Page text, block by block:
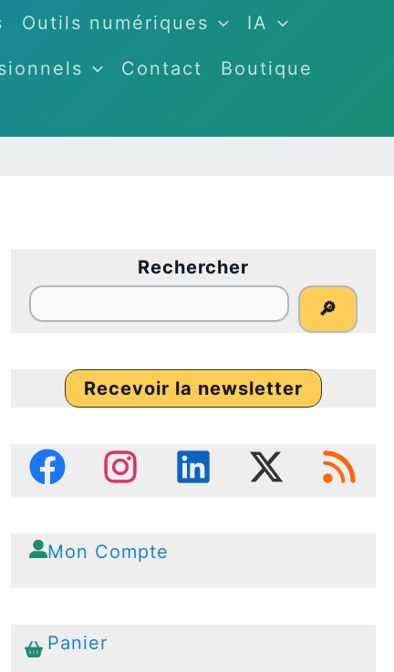
Outils numériques IA
Contact Boutique
Rechercher
🔎
Recevoir la newsletter
Mon Compte
Panier